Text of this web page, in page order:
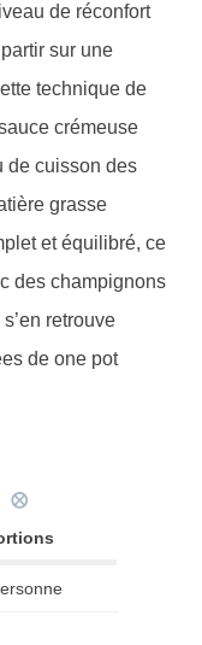
de réconfort
sur une
technique de
crémeuse
de cuisson des
grasse
et équilibré, ce
des champignons
retrouve
de one pot
⨂